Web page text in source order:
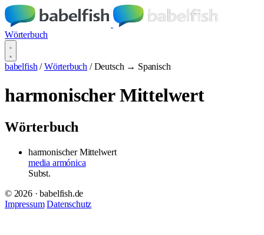
Wörterbuch
babelfish / Wörterbuch / Deutsch → Spanisch
harmonischer Mittelwert
Wörterbuch
harmonischer Mittelwert
media armónica
Subst.
© 2026 · babelfish.de
Impressum Datenschutz